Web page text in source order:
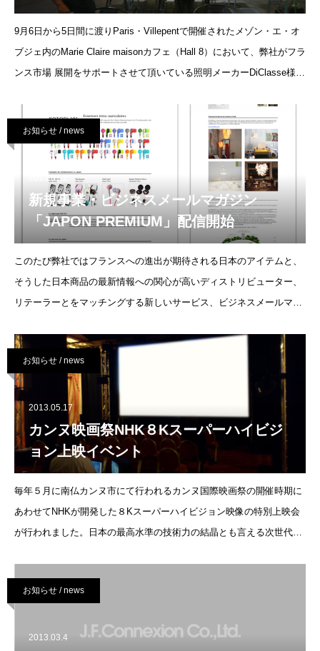
9月6日から5日間に渡りParis・Villepentで開催されたメゾン・エ・オ
ブジェ内のMarie Claire maisonカフェ（Hall 8）において、弊社がフラ
ンス市場 展開をサポートさせて頂いている照明メーカーDiClasse様の
お知らせ / news
2013.07.2
新規事業・ビジネスメールマガジン
「JAPON PREMIUM」配信開始
このたび弊社ではフランスへの進出が期待される日本のアイテムと、
そうした日本商品の最新情報への関心が高いディストリビューター、
リテーラーとをマッチングする新しいサービス、ビジネスメールマガ
お知らせ / news
2013.05.17
カンヌ映画祭NHK８Kスーパーハイビジ
ョン上映イベント
毎年５月に南仏カンヌ市にて行われるカンヌ国際映画祭の開催時期に
あわせてNHKが開発した８Kスーパーハイビジョン映像の特別上映会
が行われました。日本の最高水準の技術力の結晶とも言える次世代映
お知らせ / news
2013.03.4